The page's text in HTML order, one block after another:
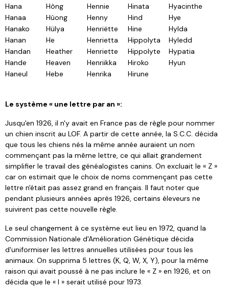
Hana
Hòng Hennie Hinata
Hyacinthe
Hanaa
Hùong Henny Hind
Hye
Hanako
Hülya Henriëtte Hine
Hylda
Hanan
He Henrietta Hippolyta
Hyledd
Handan
Heather Henriette Hippolyte
Hypatia
Hande
Heaven Henriikka Hiroko
Hyun
Haneul
Hebe Henrika Hirune
Le système « une lettre par an »:
Jusqu'en 1926, il n'y avait en France pas de règle pour nommer
un chien inscrit au LOF. A partir de cette année, la S.C.C. décida
que tous les chiens nés la même année auraient un nom
commençant pas la même lettre, ce qui allait grandement
simplifier le travail des généalogistes canins. On excluait le « Z »
car on estimait que le choix de noms commençant pas cette
lettre n'était pas assez grand en français. Il faut noter que
pendant plusieurs années après 1926, certains éleveurs ne
suivirent pas cette nouvelle règle.
Le seul changement à ce système eut lieu en 1972, quand la
Commission Nationale d'Amélioration Génétique décida
d'uniformiser les lettres annuelles utilisées pour tous les
animaux. On supprima 5 lettres (K, Q, W, X, Y), pour la même
raison qui avait poussé à ne pas inclure le « Z » en 1926, et on
décida que le « I » serait utilisé pour 1973.